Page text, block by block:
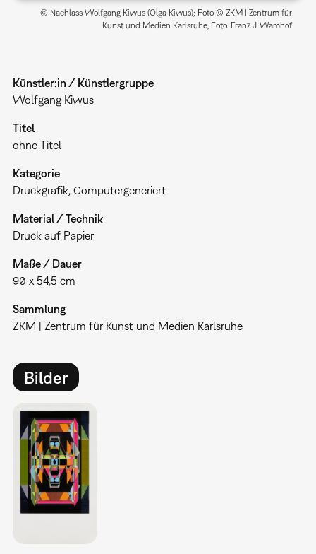
© Nachlass Wolfgang Kiwus (Olga Kiwus); Foto © ZKM | Zentrum für
Kunst und Medien Karlsruhe, Foto: Franz J. Wamhof
Künstler:in / Künstlergruppe
Wolfgang Kiwus
Titel
ohne Titel
Kategorie
Druckgrafik Computergeneriert
Material / Technik
Druck auf Papier
Maße / Dauer
90 x 54,5 cm
Sammlung
ZKM | Zentrum für Kunst und Medien Karlsruhe
Bilder